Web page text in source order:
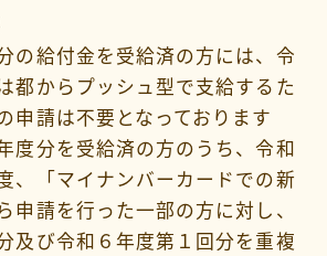
の給付金を受給済の方には、令
都からプッシュ型で支給するた
申請は不要となっております
度分を受給済の方のうち、令和
、「マイナンバーカードでの新
申請を行った一部の方に対し、
及び令和６年度第１回分を重複